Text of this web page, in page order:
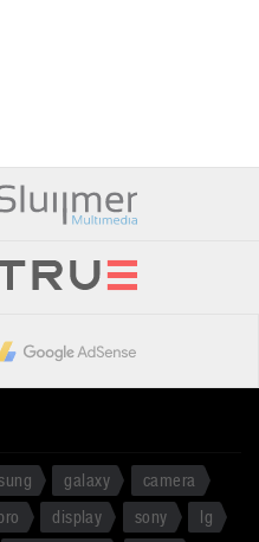
galaxy
camera
display sony
lg